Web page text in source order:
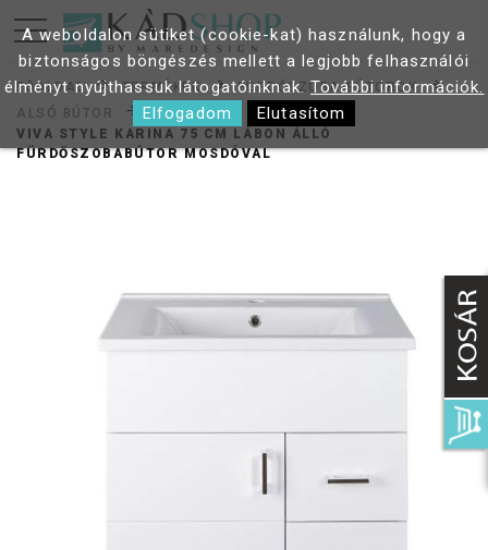
FŐOLDAL TERMÉKEK
FÜRDŐSZOBA BÚTOROK
ALSÓ BÚTOR
VIVA STYLE KARINA 75 CM LÁBON ÁLLÓ
FÜRDŐSZOBABÚTOR MOSDÓVAL
A weboldalon sütiket (cookie-kat) használunk, hogy a
biztonságos böngészés mellett a legjobb felhasználói
élményt nyújthassuk látogatóinknak.További információk.
Elfogadom
Elutasítom